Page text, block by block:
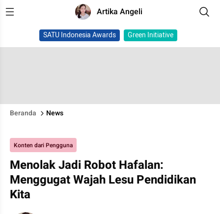
Artika Angeli
SATU Indonesia Awards Green Initiative
Beranda News
Konten dari Pengguna
Menolak Jadi Robot Hafalan:
Menggugat Wajah Lesu Pendidikan
Kita